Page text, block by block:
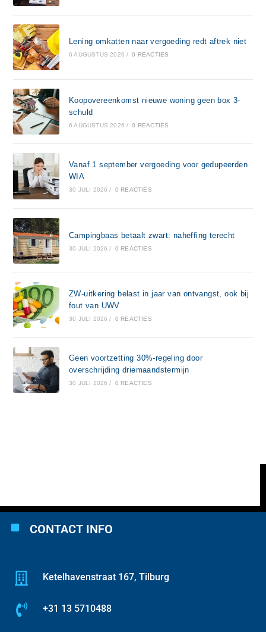
Lening omkatten naar vergoeding redt aftrek niet
6 AUGUSTUS 2026 / 0 REACTIES
Koopovereenkomst nieuwe woning geen box 3-
schuld
6 AUGUSTUS 2026 / 0 REACTIES
Vanaf 1 september vergoeding voor gedupeerden
WIA
30 JULI 2026 / 0 REACTIES
Campingbaas betaalt zwart: naheffing terecht
30 JULI 2026 / 0 REACTIES
ZW-uitkering belast in jaar van ontvangst, ook bij
fout van UWV
30 JULI 2026 / 0 REACTIES
Geen voortzetting 30%-regeling door
overschrijding driemaandstermijn
30 JULI 2026 / 0 REACTIES
CONTACT INFO
Ketelhavenstraat 167, Tilburg
+31 13 5710488